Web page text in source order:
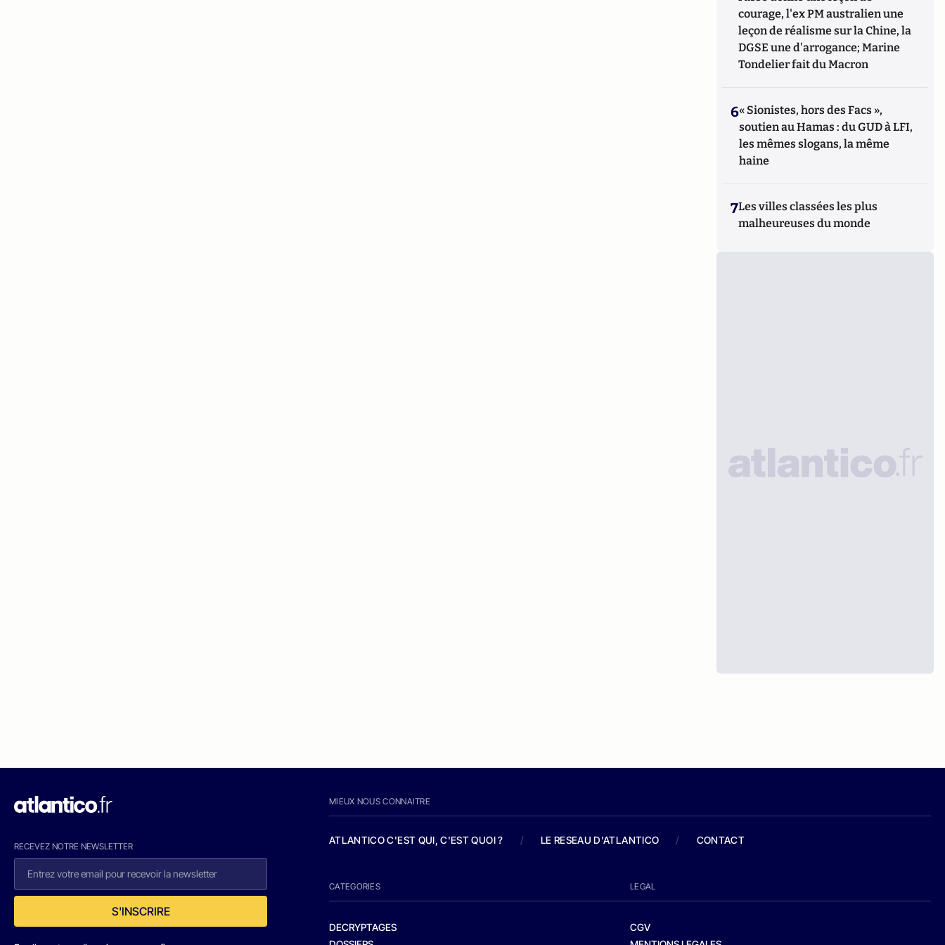
courage, l'ex PM australien une
leçon de réalisme sur la Chine, la
DGSE une d'arrogance; Marine
Tondelier fait du Macron
6« Sionistes, hors des Facs »,
soutien au Hamas : du GUD à LFI,
les mêmes slogans, la même
haine
7Les villes classées les plus
malheureuses du monde
RECEVEZ NOTRE NEWSLETTER
S'INSCRIRE
MIEUX NOUS CONNAITRE
ATLANTICO C'EST QUI, C'EST QUOI ? / LE RESEAU D'ATLANTICO / CONTACT
CATEGORIES
DECRYPTAGES
LEGAL
CGV